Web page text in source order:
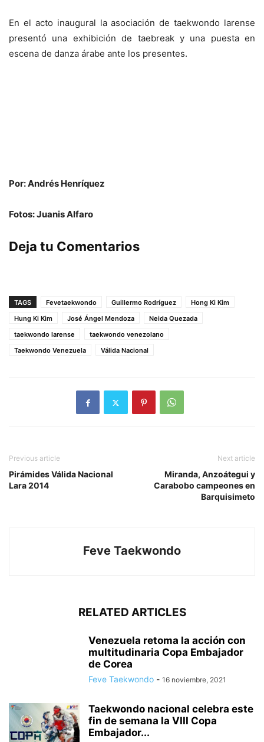
En el acto inaugural la asociación de taekwondo larense
presentó una exhibición de taebreak y una puesta en
escena de danza árabe ante los presentes.
Por: Andrés Henríquez
Fotos: Juanis Alfaro
Deja tu Comentarios
TAGS Fevetaekwondo Guillermo Rodríguez
Hong Ki Kim
Hung Ki Kim
José Ángel Mendoza
Neida Quezada
taekwondo larense
taekwondo venezolano
Taekwondo Venezuela
Válida Nacional
Previous article
Pirámides Válida Nacional
Lara 2014
Next article
Miranda, Anzoátegui y
Carabobo campeones en
Barquisimeto
Feve Taekwondo
RELATED ARTICLES
Venezuela retoma la acción con
multitudinaria Copa Embajador
de Corea
Feve Taekwondo - 16 noviembre, 2021
Taekwondo nacional celebra este
fin de semana la VIII Copa
Embajador...